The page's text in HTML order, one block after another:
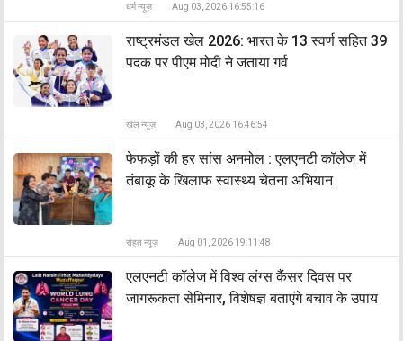
धर्म न्यूज़ Aug 03, 2026 16:55:16
राष्ट्रमंडल खेल 2026: भारत के 13 स्वर्ण सहित 39
पदक पर पीएम मोदी ने जताया गर्व
खेल न्यूज़ Aug 03, 2026 16:46:54
फेफड़ों की हर सांस अनमोल : एलएनटी कॉलेज में
तंबाकू के खिलाफ स्वास्थ्य चेतना अभियान
सेहत न्यूज़ Aug 01, 2026 19:11:48
एलएनटी कॉलेज में विश्व लंग्स कैंसर दिवस पर
जागरूकता सेमिनार, विशेषज्ञ बताएंगे बचाव के उपाय